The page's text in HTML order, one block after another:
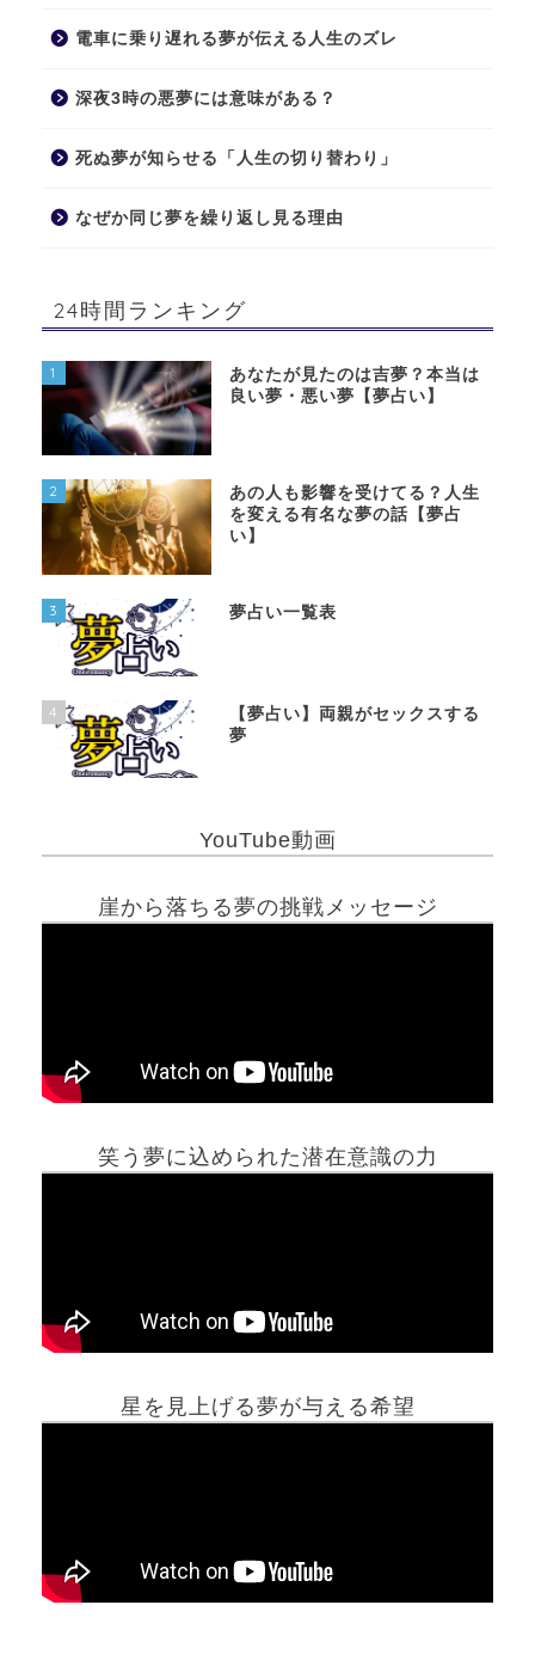
電車に乗り遅れる夢が伝える人生のズレ
深夜3時の悪夢には意味がある？
死ぬ夢が知らせる「人生の切り替わり」
なぜか同じ夢を繰り返し見る理由
24時間ランキング
1
あなたが見たのは吉夢？本当は
良い夢・悪い夢【夢占い】
2
あの人も影響を受けてる？人生
を変える有名な夢の話【夢占
い】
3 夢占い一覧表
4
【夢占い】両親がセックスする
夢
YouTube動画
崖から落ちる夢の挑戦メッセージ
笑う夢に込められた潜在意識の力
星を見上げる夢が与える希望
ホーム
最新記事動画